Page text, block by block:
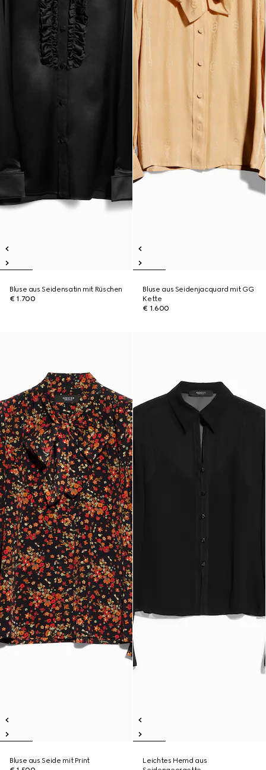
Bluse aus Seidensatin mit Rüschen
€ 1.700
Bluse aus Seidenjacquard mit GG
Kette
€ 1.600
Bluse aus Seide mit Print
Leichtes Hemd aus